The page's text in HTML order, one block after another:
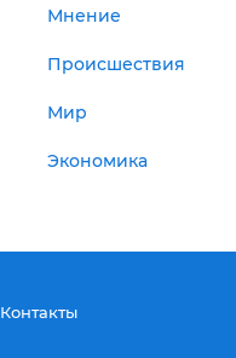
Мнение
Происшествия
Мир
Экономика
Контакты